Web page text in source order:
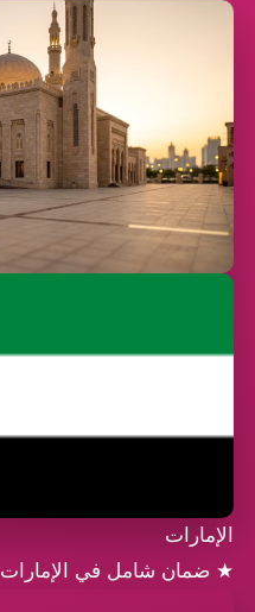
الإمارات
★ ضمان شامل في الإمارات